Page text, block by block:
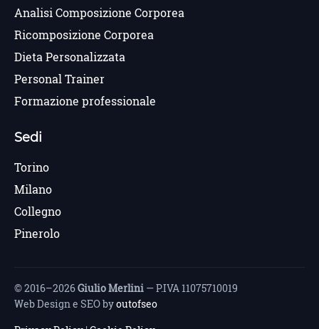
Analisi Composizione Corporea
Ricomposizione Corporea
Dieta Personalizzata
Personal Trainer
Formazione professionale
Sedi
Torino
Milano
Collegno
Pinerolo
© 2016–2026Giulio Merlini — P.IVA 11075710019
Web Design e SEO byoutofseo